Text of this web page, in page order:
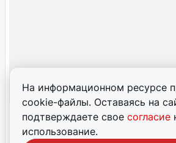
На информационном ресурсе
cookie-файлы. Оставаясь на
подтверждаете свое согласие
использование.